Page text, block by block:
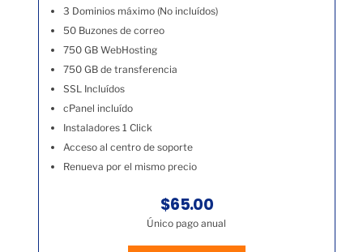
3 Dominios máximo (No incluídos)
50 Buzones de correo
750 GB WebHosting
750 GB de transferencia
SSL Incluídos
cPanel incluído
Instaladores 1 Click
Acceso al centro de soporte
Renueva por el mismo precio
$65.00
Único pago anual